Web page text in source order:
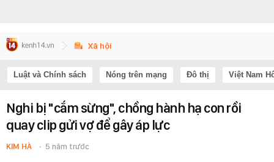
Xã hội
Luật và Chính sách Nóng trên mạng Đô thị Việt Nam
Nghi bị "cắm sừng", chồng hành hạ con rồi
quay clip gửi vợ để gây áp lực
KIM HÀ 5 năm trước